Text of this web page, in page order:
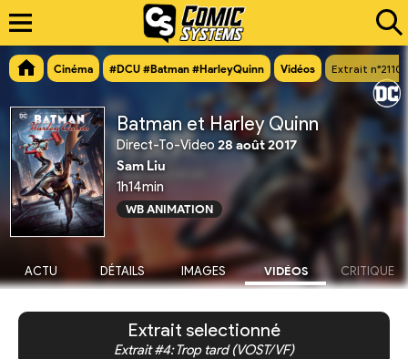
Cinéma #DCU #Batman #HarleyQuinn Vidéos Extrait n°2110
Batman et Harley Quinn
Direct-To-Video 28 août 2017
Sam Liu
1h14min
WB ANIMATION
ACTU DÉTAILS IMAGES VIDÉOS CRITIQUE
Extrait selectionné
Extrait #4: Trop tard (VOST/VF)